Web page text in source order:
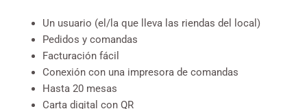
Un usuario (el/la que lleva las riendas del local)
Pedidos y comandas
Facturación fácil
Conexión con una impresora de comandas
Hasta 20 mesas
Carta digital con QR